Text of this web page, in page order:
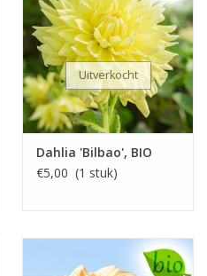
Uitverkocht
Dahlia 'Bilbao', BIO
€5,00 (1 stuk)